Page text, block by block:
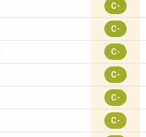
C-
C-
C-
C-
C-
C-